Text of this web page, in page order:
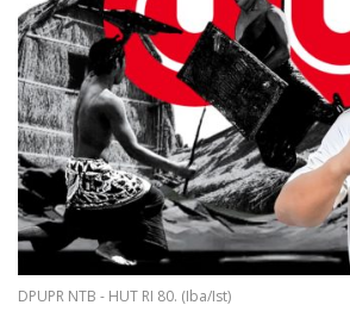
DPUPR NTB - HUT RI 80. (Iba/Ist)